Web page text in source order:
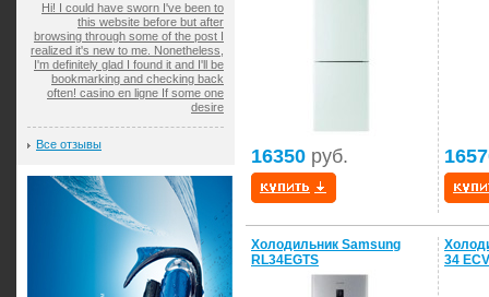
16350 руб.
Холодильник Samsung
RL34EGTS
34
Hi! I could have sworn I've been to
this website before but after
browsing through some of the post I
realized it's new to me. Nonetheless,
I'm definitely glad I found it and I'll be
bookmarking and checking back
often! casino en ligne If some one
desire
Все отзывы